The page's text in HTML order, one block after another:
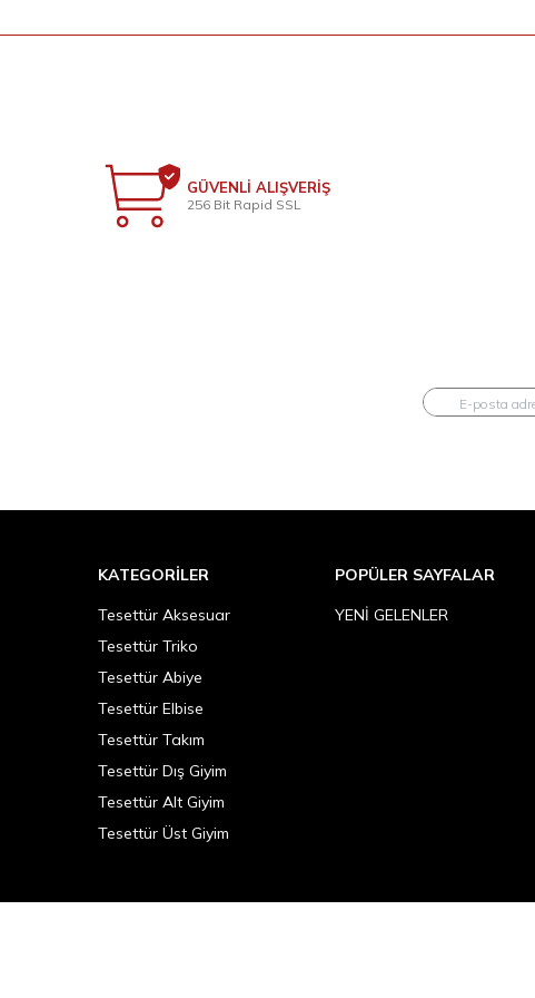
GÜVENLİ ALIŞVERİŞ
256 Bit Rapid SSL
KATEGORILER
Tesettür Aksesuar
Tesettür Triko
Tesettür Abiye
Tesettür Elbise
Tesettür Takım
Tesettür Dış Giyim
Tesettür Alt Giyim
Tesettür Üst Giyim
POPÜLER SAYFALAR
YENİ GELENLER